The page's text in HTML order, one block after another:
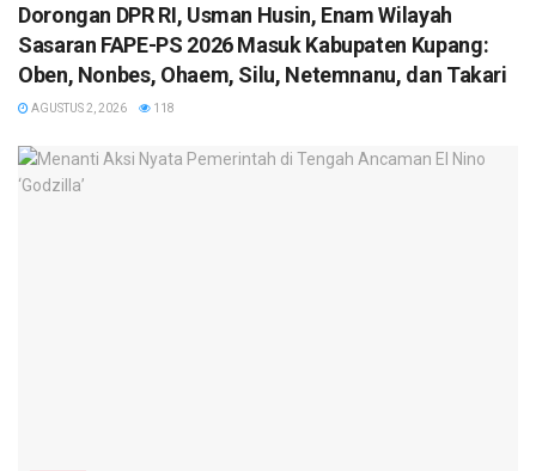
Dorongan DPR RI, Usman Husin, Enam Wilayah
Sasaran FAPE-PS 2026 Masuk Kabupaten Kupang:
Oben, Nonbes, Ohaem, Silu, Netemnanu, dan Takari
AGUSTUS 2, 2026 118